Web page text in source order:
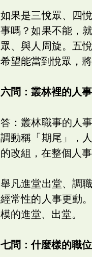
如果是三悅眾、四
事嗎？如果不能，
眾、與人周旋。五
希望能當到悅眾，
六問：叢林裡的人
答：叢林職事的人
調動稱「期尾」，
的改組，在整個人
舉凡進堂出堂、調
經常性的人事更動
模的進堂、出堂。
七問：什麼樣的職